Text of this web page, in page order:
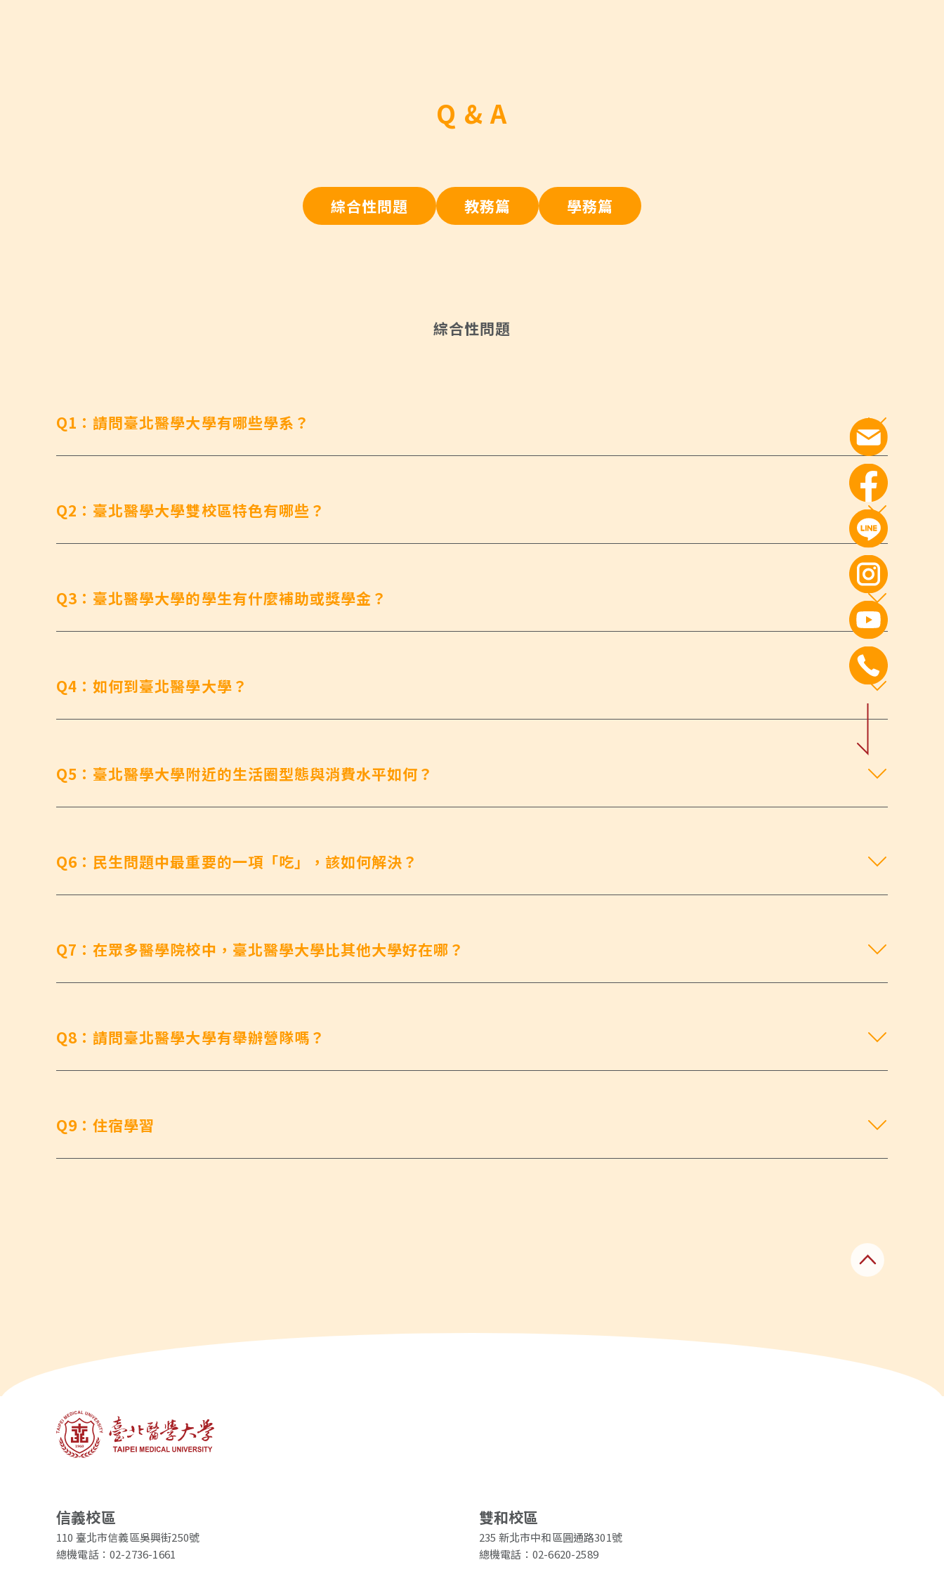
Q & A
綜合性問題 教務篇 學務篇
綜合性問題
Q1：請問臺北醫學大學有哪些學系？
Q2：臺北醫學大學雙校區特色有哪些？
Q3：臺北醫學大學的學生有什麼補助或獎學金？
Q4：如何到臺北醫學大學？
Q5：臺北醫學大學附近的生活圈型態與消費水平如何？
Q6：民生問題中最重要的一項「吃」，該如何解決？
Q7：在眾多醫學院校中，臺北醫學大學比其他大學好在哪？
Q8：請問臺北醫學大學有舉辦營隊嗎？
Q9：住宿學習
信義校區
110 臺北市信義區吳興街250號
總機電話：02-2736-1661
雙和校區
235 新北市中和區圓通路301號
總機電話：02-6620-2589